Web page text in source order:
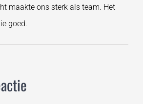
maakte ons sterk als team. Het
goed.